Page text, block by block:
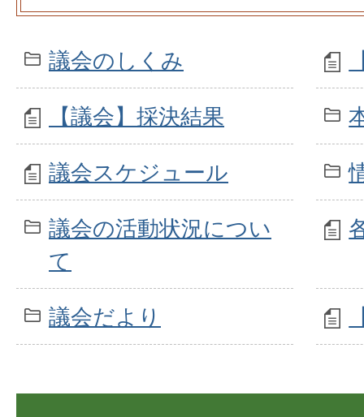
議会のしくみ
【議会】採決結果
議会スケジュール
議会の活動状況につい
て
議会だより